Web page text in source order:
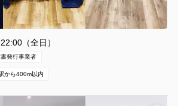
東京都港区北青山3-5-14
1〜75名
（全日）
発行事業者
から400m以内